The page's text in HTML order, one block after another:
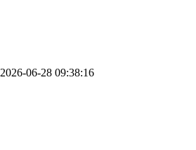
2026-06-28 09:38:16